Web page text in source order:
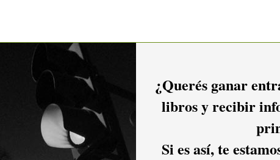
¿Querés ganar
libros y recibir
Si es así, te